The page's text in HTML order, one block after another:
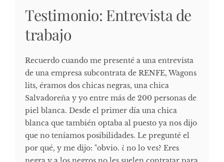
Testimonio: Entrevista de
trabajo
Recuerdo cuando me presenté a una entrevista
de una empresa subcontrata de RENFE, Wagons
lits, éramos dos chicas negras, una chica
Salvadoreña y yo entre más de 200 personas de
piel blanca. Desde el primer día una chica
blanca que también optaba al puesto ya nos dijo
que no teníamos posibilidades. Le pregunté el
por qué, y me dijo: "obvio. ¿ no lo ves? Eres